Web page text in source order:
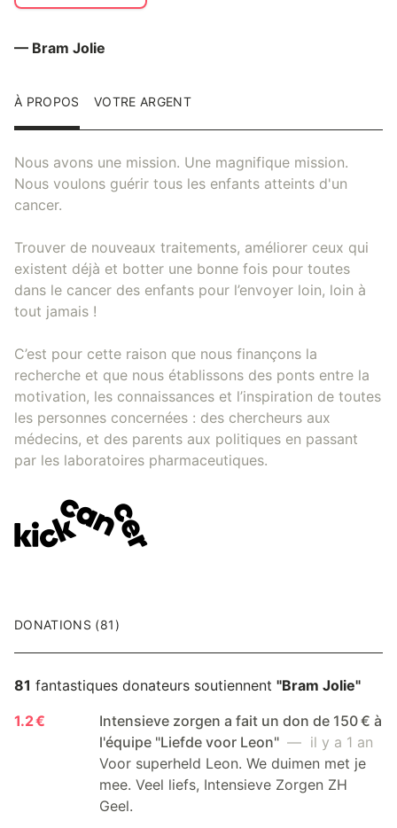
— Bram Jolie
À PROPOS VOTRE ARGENT
Nous avons une mission. Une magnifique mission.
Nous voulons guérir tous les enfants atteints d'un
cancer.
Trouver de nouveaux traitements, améliorer ceux qui
existent déjà et botter une bonne fois pour toutes
dans le cancer des enfants pour l’envoyer loin, loin à
tout jamais !
C’est pour cette raison que nous finançons la
recherche et que nous établissons des ponts entre la
motivation, les connaissances et l’inspiration de toutes
les personnes concernées : des chercheurs aux
médecins, et des parents aux politiques en passant
par les laboratoires pharmaceutiques.
DONATIONS (81)
81 fantastiques donateurs soutiennent "Bram Jolie"
1.2 €
Intensieve zorgen a fait un don de 150 € à
l'équipe "Liefde voor Leon" — il y a 1 an
Voor superheld Leon. We duimen met je
mee. Veel liefs, Intensieve Zorgen ZH
Geel.